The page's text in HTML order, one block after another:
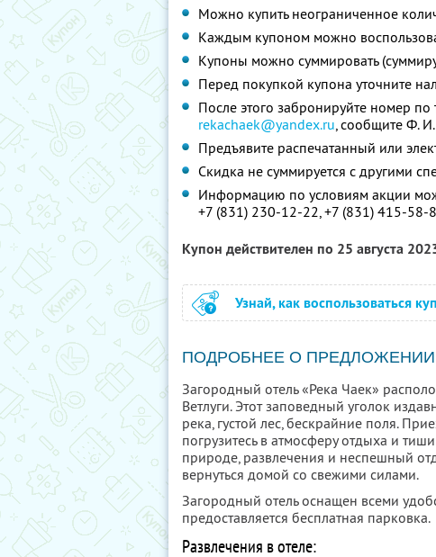
Можно купить неограниченное
Каждым купоном можно
Купоны можно суммировать
Перед покупкой купона уточните
После этого забронируйте номер
rekachaek@yandex.ru, сообщите Ф.
Предъявите распечатанный или
Скидка не суммируется с другими
Информацию по условиям акции
+7 (831) 230-12-22, +7 (831) 415-58-
Купон действителен по 25 августа
Узнай, как воспользоваться
ПОДРОБНЕЕ О ПРЕДЛОЖЕНИИ
Загородный отель «Река Чаек»
Ветлуги. Этот заповедный уголок
река, густой лес, бескрайние поля.
погрузитесь в атмосферу отдыха и
природе, развлечения и неспешный
вернуться домой со свежими силами.
Загородный отель оснащен всеми
предоставляется бесплатная парковка.
Развлечения в отеле: